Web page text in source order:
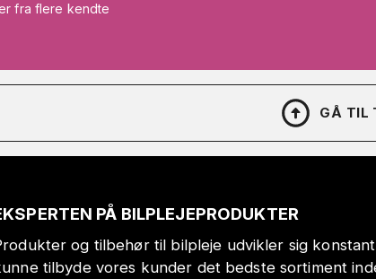
fra flere kendte
GÅ TIL
PÅ BILPLEJEPRODUKTER
og tilbehør til bilpleje udvikler sig
tilbyde vores kunder det bedste sortiment